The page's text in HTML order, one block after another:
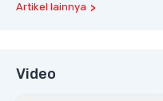
Artikel lainnya
Video